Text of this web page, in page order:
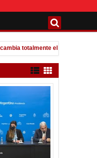
totalmente el partido"